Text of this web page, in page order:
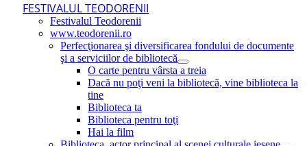
FESTIVALUL TEODORENII
Festivalul Teodorenii
www.teodorenii.ro
Perfecţionarea şi diversificarea fondului de documente
şi a serviciilor de bibliotecă
O carte pentru vârsta a treia
Dacă nu poţi veni la bibliotecă, vine biblioteca la
tine
Biblioteca ta
Biblioteca pentru toţi
Hai la film